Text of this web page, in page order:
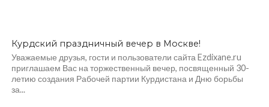
Курдский праздничный вечер в Москве!
Уважаемые друзья, гости и пользователи сайта Ezdixane.ru
приглашаем Вас на торжественный вечер, посвященный 30-
летию создания Рабочей партии Курдистана и Дню борьбы
за...